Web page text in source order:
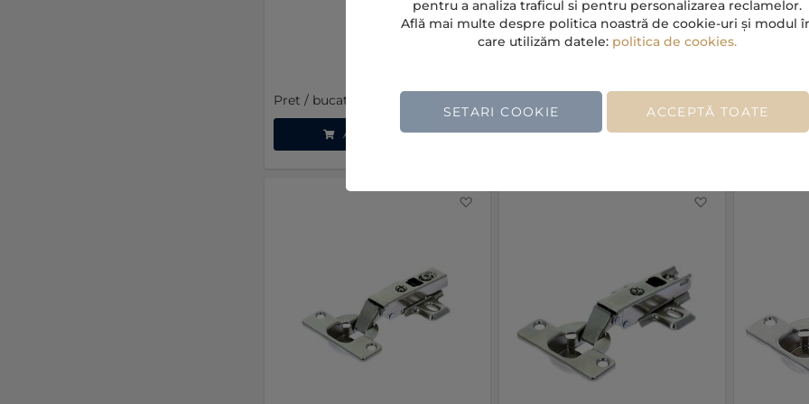
Pret / bucata (TVA inclus)
Adauga in cos
Pret / bucata (TVA inclus)
Adauga in cos
Pret /
pentru a analiza traficul si pentru personalizarea reclamelor.
Află mai multe despre politica noastră de cookie-uri și modul
care utilizăm datele: politica de cookies.
ACCEPTĂ TOATE
SETARI COOKIE